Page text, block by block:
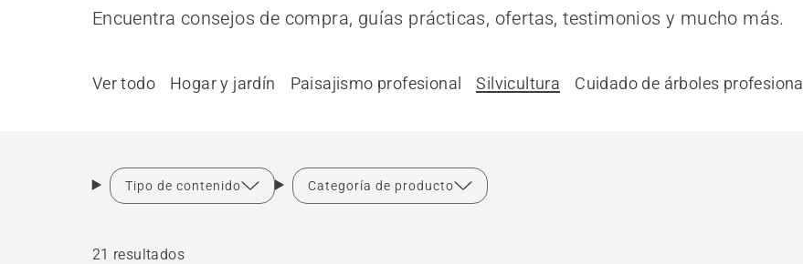
Encuentra consejos de compra, guías prácticas, ofertas, testimonios y mucho más.
Ver todo Hogar y jardín Paisajismo profesional Silvicultura Cuidado de árboles profesional
Tipo de contenido Categoría de producto
21 resultados